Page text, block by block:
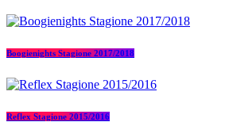
Boogienights Stagione 2017/2018
Reflex Stagione 2015/2016